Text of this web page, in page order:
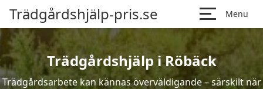
Trädgårdshjälp-pris.se Menu
Trädgårdshjälp i Röbäck
Trädgårdsarbete kan kännas överväldigande – särskilt när